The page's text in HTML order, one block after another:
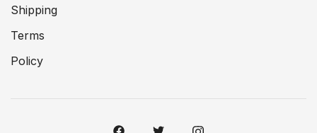
Shipping
Terms
Policy